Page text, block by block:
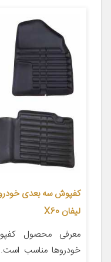
لیفان X60
معرفی محصول
خودروها مناسب